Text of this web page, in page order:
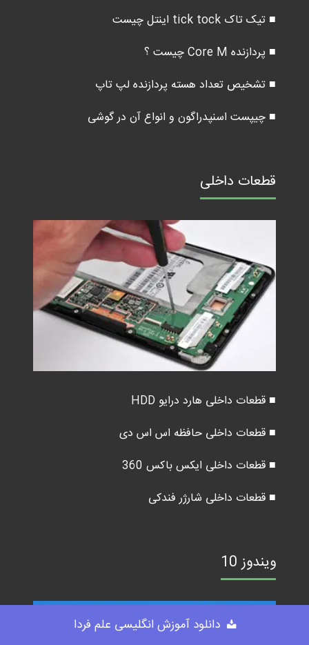
■ تیک تاک tick tock اینتل چیست
■ پردازنده Core M چیست ؟
■ تشخیص تعداد هسته پردازنده لپ تاپ
■ چیپست اسنپدراگون و انواع آن در گوشی
قطعات داخلی
■ قطعات داخلی هارد درایو HDD
■ قطعات داخلی حافظه اس اس دی
■ قطعات داخلی ایکس باکس 360
■ قطعات داخلی شارژر فندکی
ویندوز 10
دانلود آموزش انگلیسی علم فردا